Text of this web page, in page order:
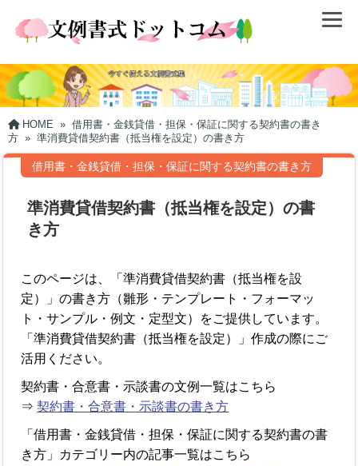
HOME » 借用書・金銭貸借・担保・保証に関する契約書の書き
方 » 準消費貸借契約書（抵当権を設定）の書き方
借用書・金銭貸借・担保・保証に関する契約書の書き方
準消費貸借契約書（抵当権を設定）の書
き方
このページは、「準消費貸借契約書（抵当権を設
定）」の書き方（雛形・テンプレート・フォーマッ
ト・サンプル・例文・定型文）をご提供しています。
「準消費貸借契約書（抵当権を設定）」作成の際にご
活用ください。
契約書・合意書・示談書の文例一覧はこちら
⇒契約書・合意書・示談書の書き方
「借用書・金銭貸借・担保・保証に関する契約書の書
き方」カテゴリー内の記事一覧はこちら